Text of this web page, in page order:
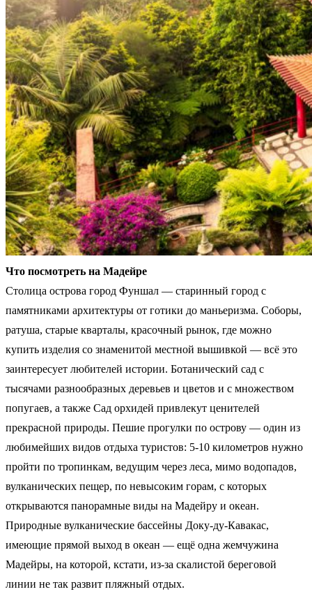
Что посмотреть на Мадейре
Столица острова город Фуншал — старинный город с
памятниками архитектуры от готики до маньеризма. Соборы,
ратуша, старые кварталы, красочный рынок, где можно
купить изделия со знаменитой местной вышивкой — всё это
заинтересует любителей истории. Ботанический сад с
тысячами разнообразных деревьев и цветов и с множеством
попугаев, а также Сад орхидей привлекут ценителей
прекрасной природы. Пешие прогулки по острову — один из
любимейших видов отдыха туристов: 5-10 километров нужно
пройти по тропинкам, ведущим через леса, мимо водопадов,
вулканических пещер, по невысоким горам, с которых
открываются панорамные виды на Мадейру и океан.
Природные вулканические бассейны Доку-ду-Кавакас,
имеющие прямой выход в океан — ещё одна жемчужина
Мадейры, на которой, кстати, из-за скалистой береговой
линии не так развит пляжный отдых.